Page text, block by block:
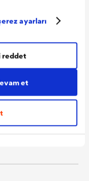
ayarları
et
reddet
m (EN ISO 12572)